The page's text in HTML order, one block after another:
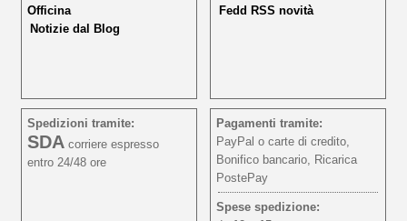
Officina
Notizie dal Blog
Fedd RSS novità
Spedizioni tramite:
SDA corriere espresso
entro 24/48 ore
Pagamenti tramite:
PayPal o carte di credito,
Bonifico bancario, Ricarica
PostePay
Spese spedizione: